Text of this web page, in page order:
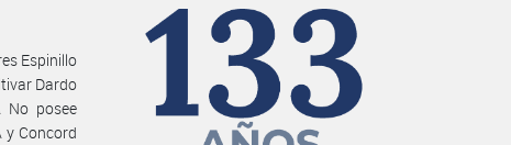
Espinillo
Dardo
No posee
y Concord